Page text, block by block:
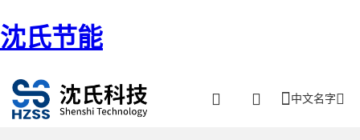
沈氏节能
中文名字